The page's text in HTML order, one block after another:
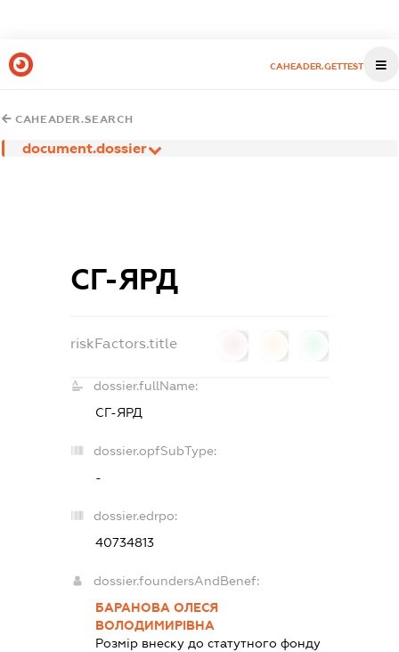
CAHEADER.GETTEST
CAHEADER.SEARCH
document.dossier
СГ-ЯРД
riskFactors.title
dossier.fullName:
СГ-ЯРД
dossier.opfSubType:
-
dossier.edrpo:
40734813
dossier.foundersAndBenef:
БАРАНОВА ОЛЕСЯ
ВОЛОДИМИРІВНА
Розмір внеску до статутного фонду